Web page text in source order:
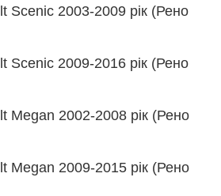
Scenic 2003-2009 рік (Рено
Scenic 2009-2016 рік (Рено
Megan 2002-2008 рік (Рено
Megan 2009-2015 рік (Рено